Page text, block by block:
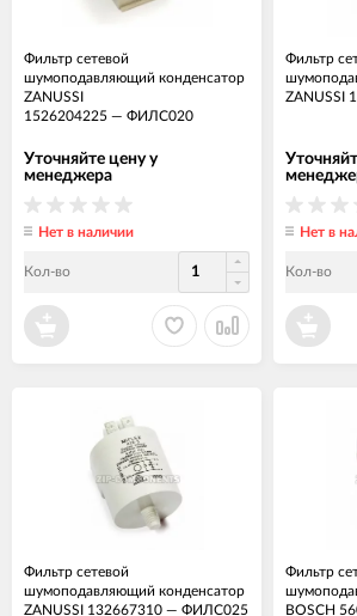
Фильтр сетевой
шумоподавляющий конденсатор
ZANUSSI
1526204225 — ФИЛС020
Уточняйте цену у
менеджера
Нет в наличии
Кол-во
Фильтр
ZANUSSI
Нет в
Кол-во
Фильтр сетевой
шумоподавляющий конденсатор
ZANUSSI 132667310 — ФИЛС025
Фильтр
BOSCH